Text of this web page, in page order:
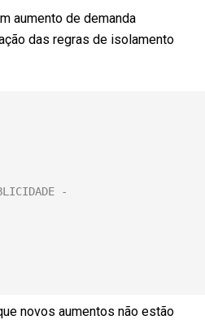
aumento de demanda
das regras de isolamento
novos aumentos não estão